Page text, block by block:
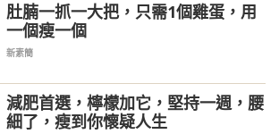
肚腩一抓一大把，只需1個雞蛋，用
一個瘦一個
新素簡
減肥首選，檸檬加它，堅持一週，腰
細了，瘦到你懷疑人生